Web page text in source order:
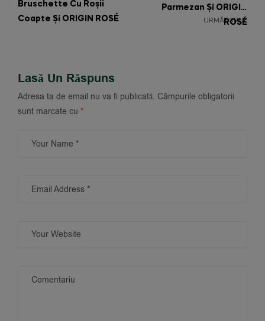
Bruschette Cu Roșii
Coapte Și ORIGIN ROSÉ
URMĂTORUL
Parmezan Și ORIGIN
ROSÉ
Lasă Un Răspuns
Adresa ta de email nu va fi publicată. Câmpurile obligatorii
sunt marcate cu *